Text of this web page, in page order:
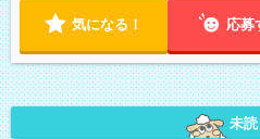
気になる！ 応募
未読